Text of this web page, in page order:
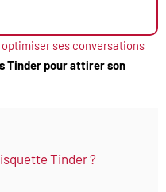
optimiser ses conversations
Tinder pour attirer son
Tinder ?